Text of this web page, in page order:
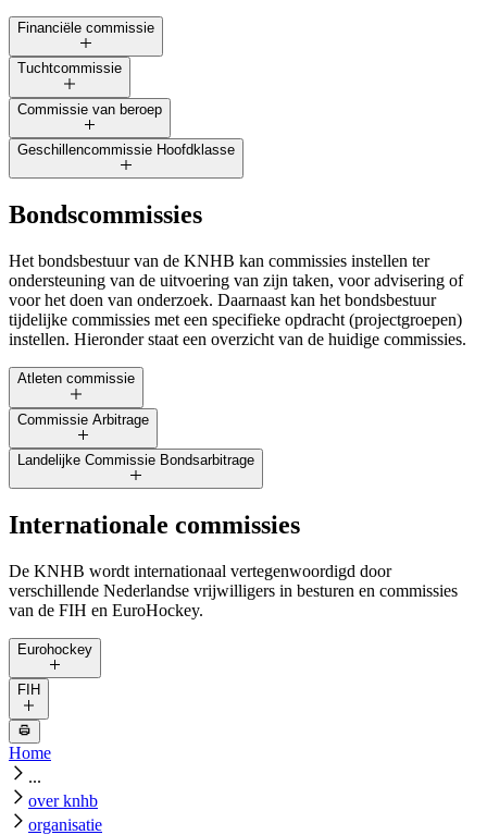
Financiële commissie
Tuchtcommissie
Commissie van beroep
Geschillencommissie Hoofdklasse
Bondscommissies
Het bondsbestuur van de KNHB kan commissies instellen ter
ondersteuning van de uitvoering van zijn taken, voor advisering of
voor het doen van onderzoek. Daarnaast kan het bondsbestuur
tijdelijke commissies met een specifieke opdracht (projectgroepen)
instellen. Hieronder staat een overzicht van de huidige commissies.
Atleten commissie
Commissie Arbitrage
Landelijke Commissie Bondsarbitrage
Internationale commissies
De KNHB wordt internationaal vertegenwoordigd door
verschillende Nederlandse vrijwilligers in besturen en commissies
van de FIH en EuroHockey.
Eurohockey
FIH
Home
...
over knhb
organisatie